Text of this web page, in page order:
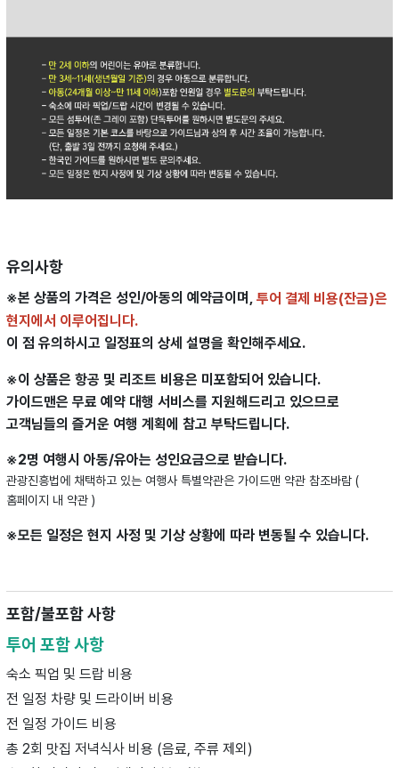
유의사항
※본 상품의 가격은 성인/아동의 예약금이며, 투어 결제 비용(잔금)은
현지에서 이루어집니다.
이 점 유의하시고 일정표의 상세 설명을 확인해주세요.
※이 상품은 항공 및 리조트 비용은 미포함되어 있습니다.
가이드맨은 무료 예약 대행 서비스를 지원해드리고 있으므로
고객님들의 즐거운 여행 계획에 참고 부탁드립니다.
※2명 여행시 아동/유아는 성인요금으로 받습니다.
관광진흥법에 채택하고 있는 여행사 특별약관은 가이드맨 약관 참조바람 (
홈페이지 내 약관 )
※모든 일정은 현지 사정 및 기상 상황에 따라 변동될 수 있습니다.
포함/불포함 사항
투어 포함 사항
숙소 픽업 및 드랍 비용
전 일정 차량 및 드라이버 비용
전 일정 가이드 비용
총 2회 맛집 저녁식사 비용 (음료, 주류 제외)